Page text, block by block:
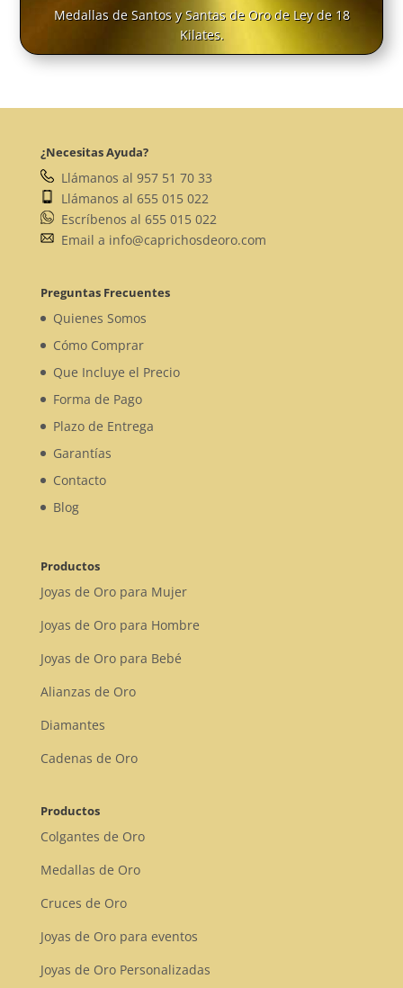
Medallas de Santos y Santas de Oro de Ley de 18
Kilates.
¿Necesitas Ayuda?
Llámanos al 957 51 70 33
Llámanos al 655 015 022
Escríbenos al 655 015 022
Email a info@caprichosdeoro.com
Preguntas Frecuentes
Quienes Somos
Cómo Comprar
Que Incluye el Precio
Forma de Pago
Plazo de Entrega
Garantías
Contacto
Blog
Productos
Joyas de Oro para Mujer
Joyas de Oro para Hombre
Joyas de Oro para Bebé
Alianzas de Oro
Diamantes
Cadenas de Oro
Productos
Colgantes de Oro
Medallas de Oro
Cruces de Oro
Joyas de Oro para eventos
Joyas de Oro Personalizadas